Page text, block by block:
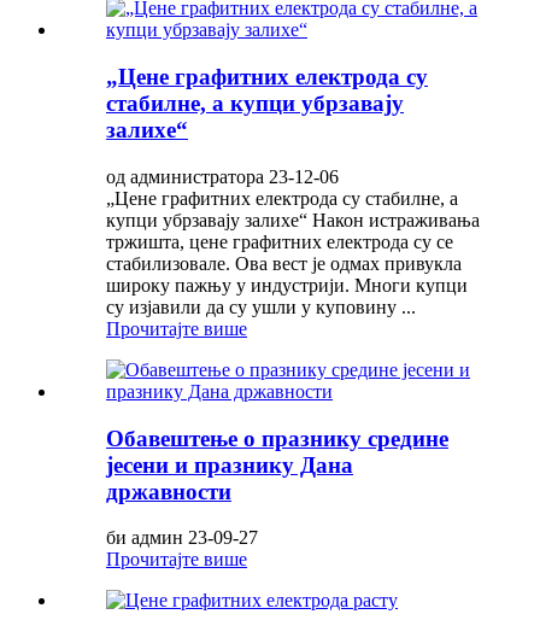
„Цене графитних електрода су
стабилне, а купци убрзавају
залихе“
од администратора 23-12-06
„Цене графитних електрода су стабилне, а
купци убрзавају залихе“ Након истраживања
тржишта, цене графитних електрода су се
стабилизовале. Ова вест је одмах привукла
широку пажњу у индустрији. Многи купци
су изјавили да су ушли у куповину ...
Прочитајте више
Обавештење о празнику средине
јесени и празнику Дана
државности
би админ 23-09-27
Прочитајте више